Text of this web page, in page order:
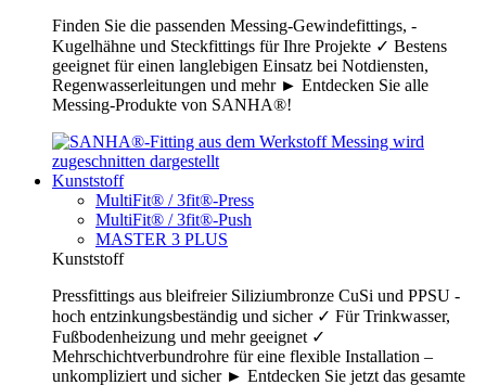
Finden Sie die passenden Messing-Gewindefittings, -
Kugelhähne und Steckfittings für Ihre Projekte ✓ Bestens
geeignet für einen langlebigen Einsatz bei Notdiensten,
Regenwasserleitungen und mehr ► Entdecken Sie alle
Messing-Produkte von SANHA®!
Kunststoff
MultiFit® / 3fit®-Press
MultiFit® / 3fit®-Push
MASTER 3 PLUS
Kunststoff
Pressfittings aus bleifreier Siliziumbronze CuSi und PPSU -
hoch entzinkungsbeständig und sicher ✓ Für Trinkwasser,
Fußbodenheizung und mehr geeignet ✓
Mehrschichtverbundrohre für eine flexible Installation –
unkompliziert und sicher ► Entdecken Sie jetzt das gesamte